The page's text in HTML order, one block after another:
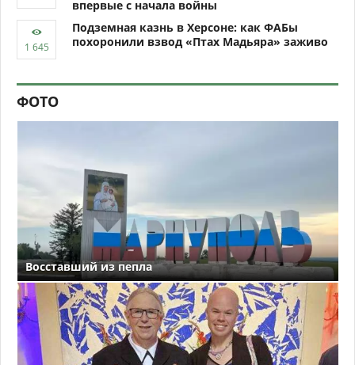
впервые с начала войны
Подземная казнь в Херсоне: как ФАБы
похоронили взвод «Птах Мадьяра» заживо
ФОТО
Восставший из пепла